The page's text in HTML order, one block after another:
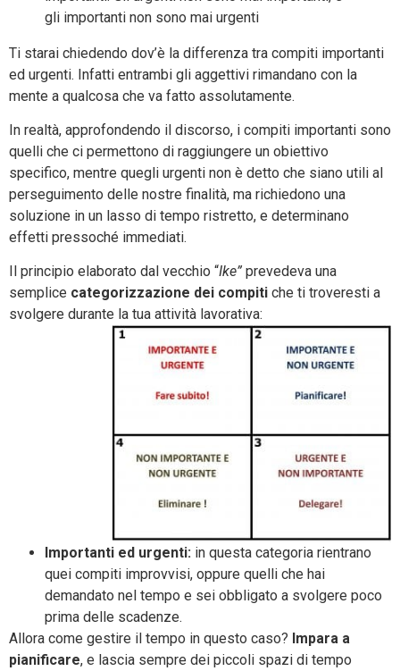
gli importanti non sono mai urgenti
Ti starai chiedendo dov’è la differenza tra compiti importanti
ed urgenti. Infatti entrambi gli aggettivi rimandano con la
mente a qualcosa che va fatto assolutamente.
In realtà, approfondendo il discorso, i compiti importanti sono
quelli che ci permettono di raggiungere un obiettivo
specifico, mentre quegli urgenti non è detto che siano utili al
perseguimento delle nostre finalità, ma richiedono una
soluzione in un lasso di tempo ristretto, e determinano
effetti pressoché immediati.
Il principio elaborato dal vecchio “Ike” prevedeva una
semplice categorizzazione dei compiti che ti troveresti a
svolgere durante la tua attività lavorativa:
Importanti ed urgenti: in questa categoria rientrano
quei compiti improvvisi, oppure quelli che hai
demandato nel tempo e sei obbligato a svolgere poco
prima delle scadenze.
Allora come gestire il tempo in questo caso? Impara a
pianificare, e lascia sempre dei piccoli spazi di tempo